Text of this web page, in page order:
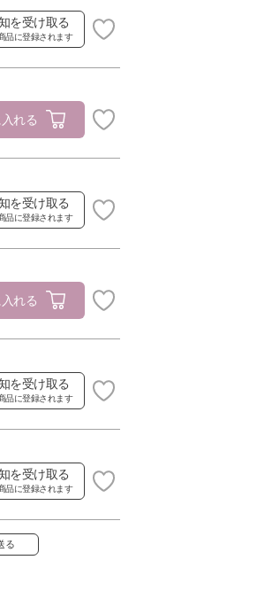
を受け取る
品に登録されます
れる
を受け取る
品に登録されます
れる
を受け取る
品に登録されます
を受け取る
品に登録されます
る